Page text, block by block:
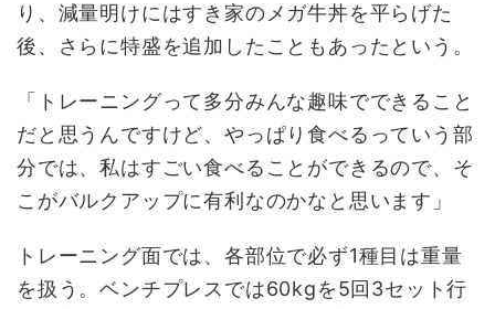
り、減量明けにはすき家のメガ牛丼を平らげた
後、さらに特盛を追加したこともあったという。
「トレーニングって多分みんな趣味でできること
だと思うんですけど、やっぱり食べるっていう部
分では、私はすごい食べることができるので、そ
こがバルクアップに有利なのかなと思います」
トレーニング面では、各部位で必ず1種目は重量
を扱う。ベンチプレスでは60kgを5回3セット行